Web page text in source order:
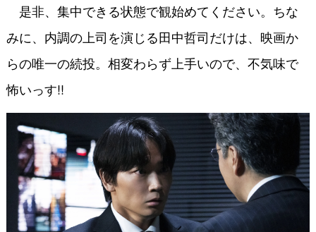
是非、集中できる状態で観始めてください。ちな
みに、内調の上司を演じる田中哲司だけは、映画か
らの唯一の続投。相変わらず上手いので、不気味で
怖いっす!!